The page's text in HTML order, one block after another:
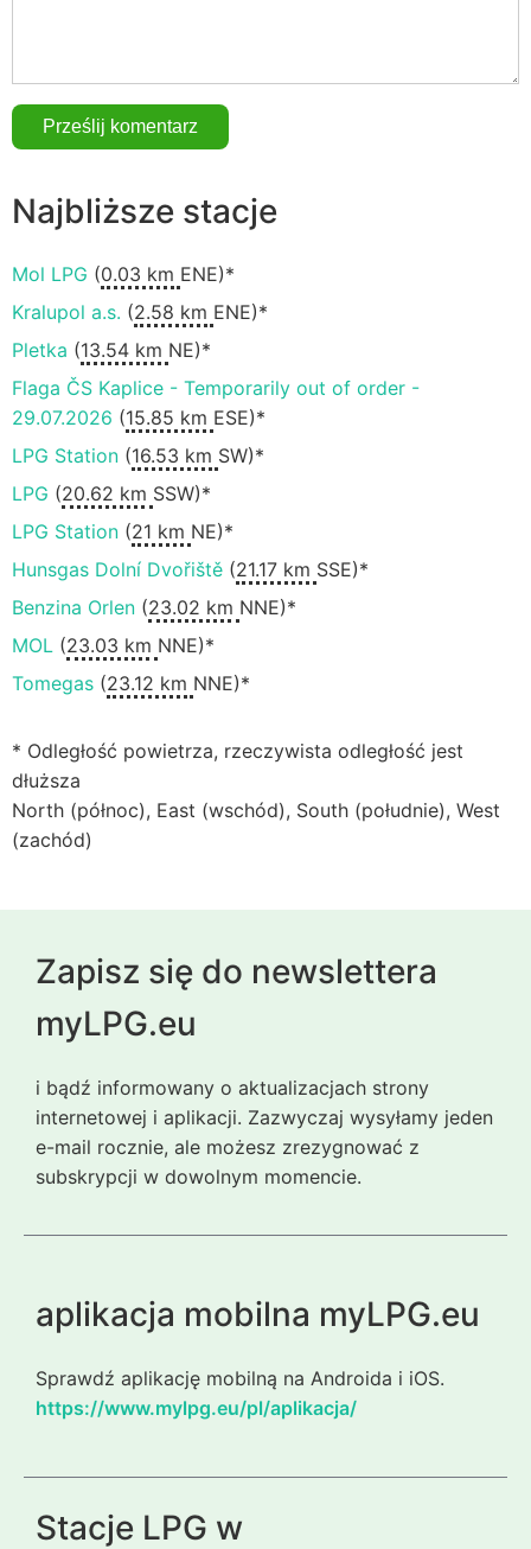
Najbliższe stacje
Mol LPG (0.03 km ENE)*
Kralupol a.s. (2.58 km ENE)*
Pletka (13.54 km NE)*
Flaga ČS Kaplice - Temporarily out of order -
29.07.2026 (15.85 km ESE)*
LPG Station (16.53 km SW)*
LPG (20.62 km SSW)*
LPG Station (21 km NE)*
Hunsgas Dolní Dvořiště (21.17 km SSE)*
Benzina Orlen (23.02 km NNE)*
MOL (23.03 km NNE)*
Tomegas (23.12 km NNE)*
* Odległość powietrza, rzeczywista odległość jest
dłuższa
North (północ), East (wschód), South (południe), West
(zachód)
Zapisz się do newslettera
myLPG.eu
i bądź informowany o aktualizacjach strony
internetowej i aplikacji. Zazwyczaj wysyłamy jeden
e-mail rocznie, ale możesz zrezygnować z
subskrypcji w dowolnym momencie.
aplikacja mobilna myLPG.eu
Sprawdź aplikację mobilną na Androida i iOS.
https://www.mylpg.eu/pl/aplikacja/
Stacje LPG w